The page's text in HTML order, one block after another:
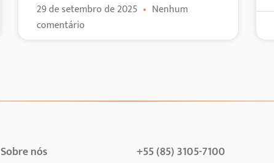
29 de setembro de 2025
Nenhum
comentário
Sobre nós +55 (85) 3105-7100